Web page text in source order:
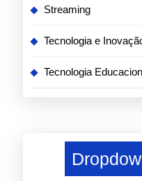
Streaming
Tecnologia e
Tecnologia